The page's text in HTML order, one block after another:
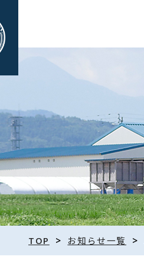
TOP > お知らせ一覧 >